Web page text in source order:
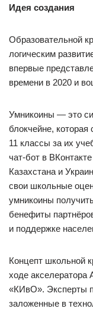
Идея создания
Образовательной
логическим
впервые
времени в 2020 и
Умникоины — это
блокчейне,
11 классы за их
чат-бот в
Казахстана и
свои школьные
умникоины
бенефиты
и поддержке
Концепт школьной
ходе
«КИвО». Эксперты
заложенные в